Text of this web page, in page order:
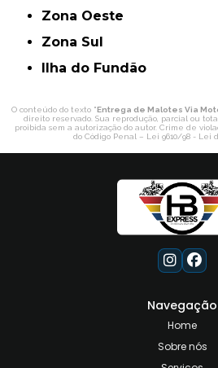
Zona Oeste
Zona Sul
ilha do Fundão
O conteúdo do texto " Entrega de Malotes Via
direito reservado. Sua reprodução, parcial ou
proibida sem a autorização do autor. Crime de
do Código Penal – Lei 9610/98 - Lei
Navegação
Home
Sobre nós